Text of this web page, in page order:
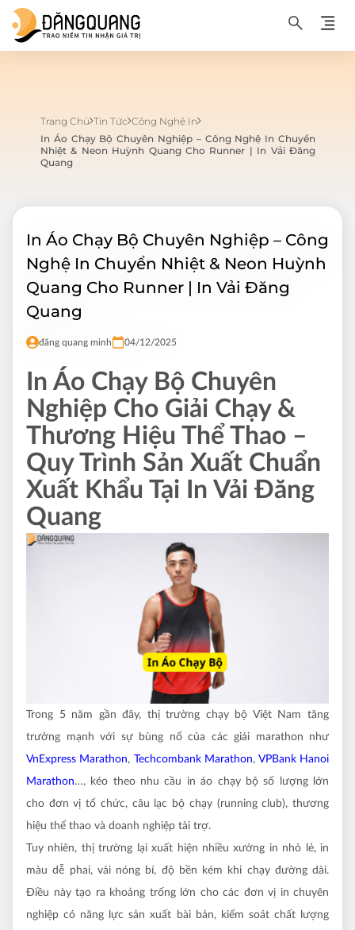
Trang Chủ Tin Tức Công Nghệ In
In Áo Chạy Bộ Chuyên Nghiệp – Công Nghệ In Chuyển
Nhiệt & Neon Huỳnh Quang Cho Runner | In Vải Đăng
Quang
In Áo Chạy Bộ Chuyên Nghiệp – Công
Nghệ In Chuyển Nhiệt & Neon Huỳnh
Quang Cho Runner | In Vải Đăng
Quang
đăng quang minh 04/12/2025
In Áo Chạy Bộ Chuyên
Nghiệp Cho Giải Chạy &
Thương Hiệu Thể Thao –
Quy Trình Sản Xuất Chuẩn
Xuất Khẩu Tại In Vải Đăng
Quang
Trong 5 năm gần đây, thị trường chạy bộ Việt Nam tăng
trưởng mạnh với sự bùng nổ của các giải marathon như
VnExpress Marathon, Techcombank Marathon, VPBank Hanoi
Marathon…, kéo theo nhu cầu in áo chạy bộ số lượng lớn
cho đơn vị tổ chức, câu lạc bộ chạy (running club), thương
hiệu thể thao và doanh nghiệp tài trợ.
Tuy nhiên, thị trường lại xuất hiện nhiều xưởng in nhỏ lẻ, in
màu dễ phai, vải nóng bí, độ bền kém khi chạy đường dài.
Điều này tạo ra khoảng trống lớn cho các đơn vị in chuyên
nghiệp có năng lực sản xuất bài bản, kiểm soát chất lượng